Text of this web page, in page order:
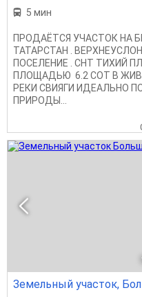
5 мин
ПРОДАЁТСЯ УЧАСТОК НА
ТАТАРСТАН .
ПОСЕЛЕНИЕ . СНТ ТИХИЙ
ПЛОЩАДЬЮ 6.2 СОТ В
РЕКИ СВИЯГИ ИДЕАЛЬНО
ПРИРОДЫ...
Земельный участок,